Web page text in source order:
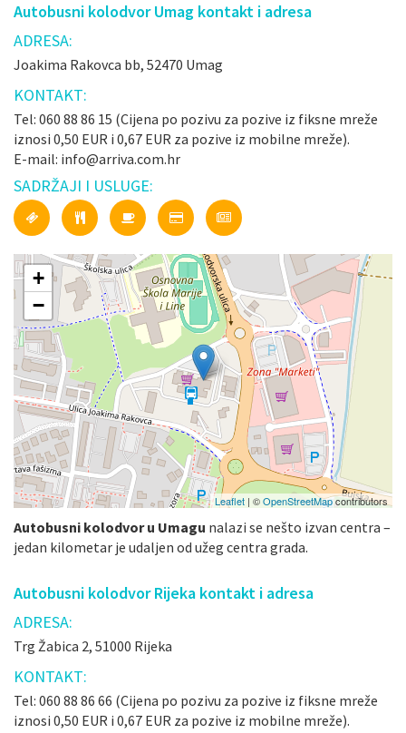
Autobusni kolodvor Umag kontakt i adresa
ADRESA:
Joakima Rakovca bb, 52470 Umag
KONTAKT:
Tel: 060 88 86 15 (Cijena po pozivu za pozive iz fiksne mreže
iznosi 0,50 EUR i 0,67 EUR za pozive iz mobilne mreže).
E-mail: info@arriva.com.hr
SADRŽAJI I USLUGE:
+
−
Leaflet | ©OpenStreetMapcontributors
Autobusni kolodvor u Umagu nalazi se nešto izvan centra –
jedan kilometar je udaljen od užeg centra grada.
Autobusni kolodvor Rijeka kontakt i adresa
ADRESA:
Trg Žabica 2, 51000 Rijeka
KONTAKT:
Tel: 060 88 86 66 (Cijena po pozivu za pozive iz fiksne mreže
iznosi 0,50 EUR i 0,67 EUR za pozive iz mobilne mreže).